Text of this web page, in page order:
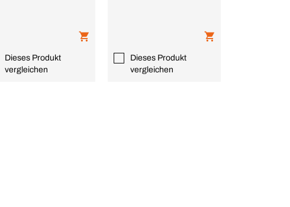
Dieses Produkt
vergleichen
Dieses Produkt
vergleichen